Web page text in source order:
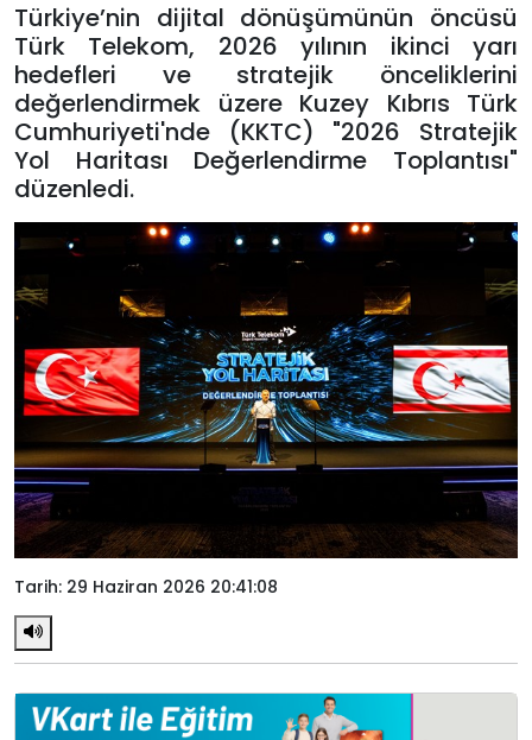
Türkiye’nin dijital dönüşümünün öncüsü
Türk Telekom, 2026 yılının ikinci yarı
hedefleri ve stratejik önceliklerini
değerlendirmek üzere Kuzey Kıbrıs Türk
Cumhuriyeti'nde (KKTC) "2026 Stratejik
Yol Haritası Değerlendirme Toplantısı"
düzenledi.
Tarih: 29 Haziran 2026 20:41:08